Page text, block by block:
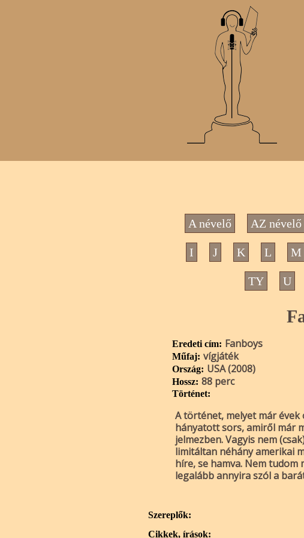
A névelő AZ névelő
I J K L M
TY U
Eredeti cím: Fanboys
Műfaj: vígjáték
Ország: USA (2008)
Hossz: 88 perc
Történet:
A történet, melyet már évek
hányatott sors, amiről már
jelmezben. Vagyis nem
limitáltan néhány amerikai
híre, se hamva. Nem
legalább annyira szól a
Szereplők:
Cikkek, írások: